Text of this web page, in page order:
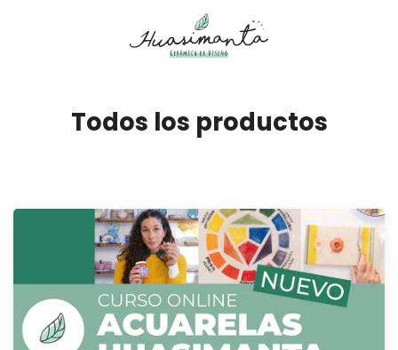
Todos los productos